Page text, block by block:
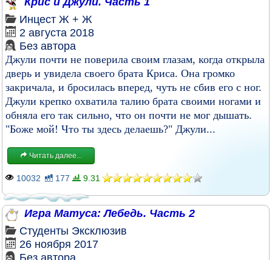
Инцест Ж + Ж
2 августа 2018
Без автора
Джули почти не поверила своим глазам, когда открыла
дверь и увидела своего брата Криса. Она громко
закричала, и бросилась вперед, чуть не сбив его с ног.
Джули крепко охватила талию брата своими ногами и
обняла его так сильно, что он почти не мог дышать.
"Боже мой! Что ты здесь делаешь?" Джули...
Читать далее...
10032 177 9.31
Игра Матуса: Лебедь. Часть 2
Студенты Эксклюзив
26 ноября 2017